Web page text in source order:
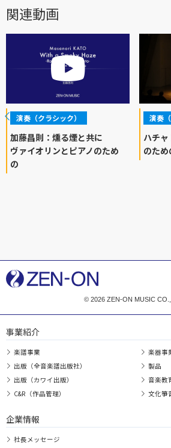
関連動画
演奏（クラシック）
加藤昌則：燻る煙と共に
ヴァイオリンとピアノのため
の
演奏
ハチ
のた
© 2026 ZEN-ON MUSIC
事業紹介
楽譜事業
出版（全音楽譜出版社）
出版（カワイ出版）
C&R（作品管理）
楽器事
製品
音楽教
文化箏
企業情報
社長メッセージ